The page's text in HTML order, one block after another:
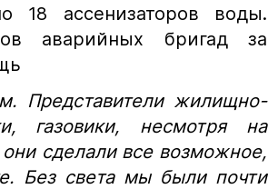
18 ассенизаторов воды.
аварийных бригад за
Представители жилищно-
газовики, несмотря на
сделали все возможное,
Без света мы были почти